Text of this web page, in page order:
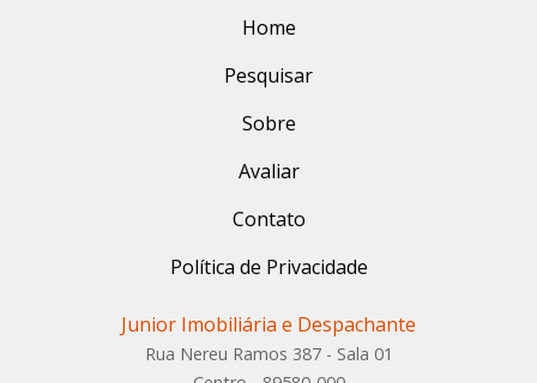
Home
Pesquisar
Sobre
Avaliar
Contato
Política de Privacidade
Junior Imobiliária e Despachante
Rua Nereu Ramos 387 - Sala 01